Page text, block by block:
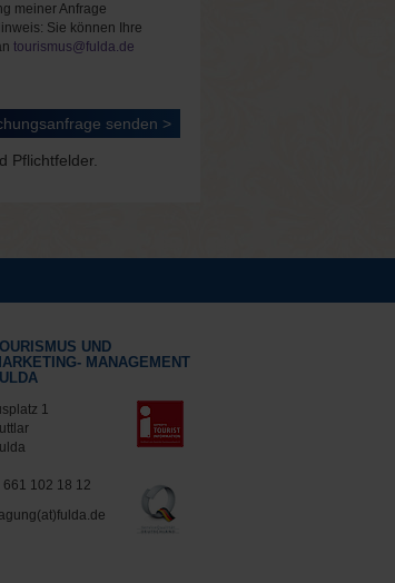
meiner Anfrage
Sie können Ihre
tourismus@fulda.de
Pflichtfelder.
UND
MANAGEMENT
1
661 102 18 12